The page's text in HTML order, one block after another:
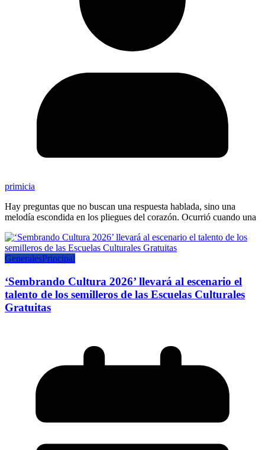
primicia
Hay preguntas que no buscan una respuesta hablada, sino una
melodía escondida en los pliegues del corazón. Ocurrió cuando una
GeneralesPrincipal
‘Sembrando Cultura 2026’ llevará al escenario el
talento de los semilleros de las Escuelas Culturales
Gratuitas